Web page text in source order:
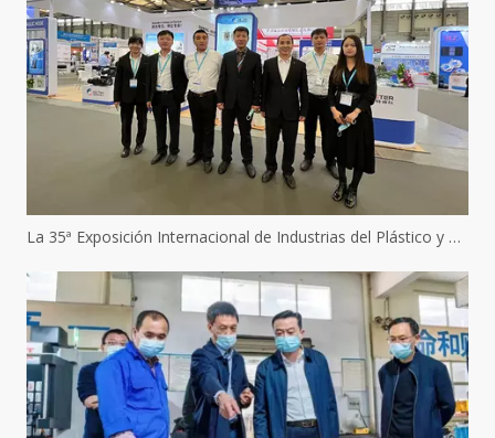
La 35ª Exposición Internacional de Industrias del Plástico y el Caucho